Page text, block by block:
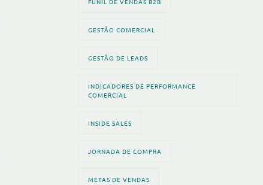
GESTÃO COMERCIAL
GESTÃO DE LEADS
INDICADORES DE PERFORMANCE
COMERCIAL
INSIDE SALES
JORNADA DE COMPRA
METAS DE VENDAS